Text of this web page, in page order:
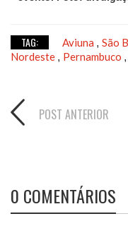
TAG: Aviuna , São
Nordeste , Pernambuco ,
POST ANTERIOR
0 COMENTÁRIOS